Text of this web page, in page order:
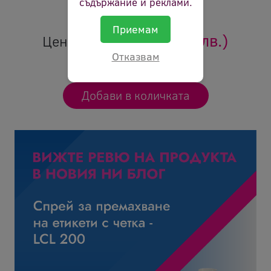
Ревю: Оцени продукта
Цена: 16.14 €(31.57 лв.)
Приемам
Отказвам